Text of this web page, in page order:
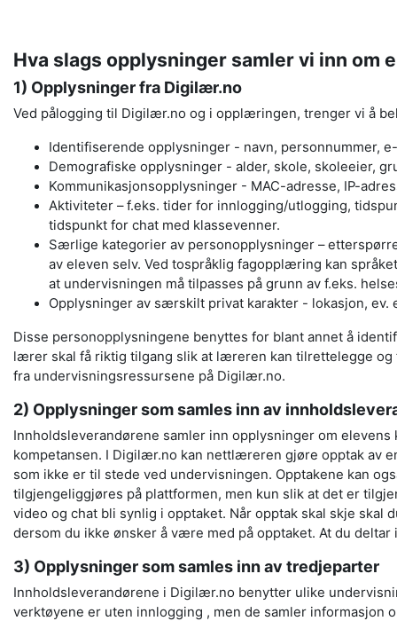
Hva slags opplysninger samler vi inn om
1) Opplysninger fra Digilær.no
Ved pålogging til Digilær.no og i opplæringen, trenger vi å
Identifiserende opplysninger - navn, personnummer,
Demografiske opplysninger - alder, skole, skoleeier,
Kommunikasjonsopplysninger - MAC-adresse, IP-
Aktiviteter – f.eks. tider for innlogging/utlogging,
tidspunkt for chat med klassevenner.
Særlige kategorier av personopplysninger –
av eleven selv. Ved tospråklig fagopplæring kan
at undervisningen må tilpasses på grunn av f.eks.
Opplysninger av særskilt privat karakter - lokasjon,
Disse personopplysningene benyttes for blant annet å
lærer skal få riktig tilgang slik at læreren kan tilrettelegge og
fra undervisningsressursene på Digilær.no.
2) Opplysninger som samles inn av
Innholdsleverandørene samler inn opplysninger om
kompetansen. I Digilær.no kan nettlæreren gjøre opptak av
som ikke er til stede ved undervisningen. Opptakene kan
tilgjengeliggjøres på plattformen, men kun slik at det er
video og chat bli synlig i opptaket. Når opptak skal skje skal
dersom du ikke ønsker å være med på opptaket. At du
3) Opplysninger som samles inn av tredjeparter
Innholdsleverandørene i Digilær.no benytter ulike
verktøyene er uten innlogging , men de samler informasjon